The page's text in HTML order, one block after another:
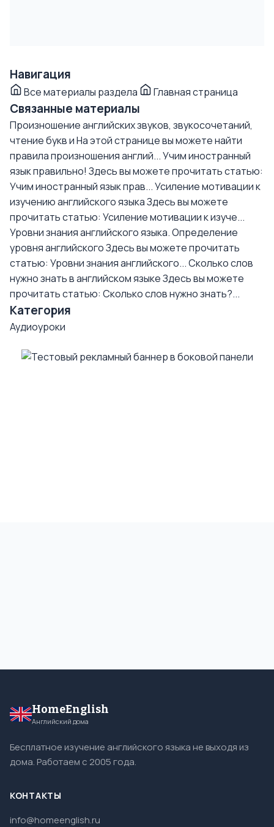
Навигация
Все материалы раздела Главная страница
Связанные материалы
Произношение английских звуков, звукосочетаний,
чтение букв иНа этой странице вы можете найти
правила произношения англий...Учим иностранный
язык правильно! Здесь вы можете прочитать статью:
Учим иностранный язык прав...Усиление мотивации к
изучению английского языкаЗдесь вы можете
прочитать статью: Усиление мотивации к изуче...
Уровни знания английского языка. Определение
уровня английскогоЗдесь вы можете прочитать
статью: Уровни знания английского...Сколько слов
нужно знать в английском языкеЗдесь вы можете
прочитать статью: Сколько слов нужно знать?...
Категория
Аудиоуроки
HomeEnglish
Английский дома
Бесплатное изучение английского языка не выходя из
дома. Работаем с 2005 года.
КОНТАКТЫ
info@homeenglish.ru